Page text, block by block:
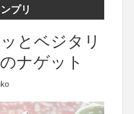
プリ
とベジタリ
ナゲット